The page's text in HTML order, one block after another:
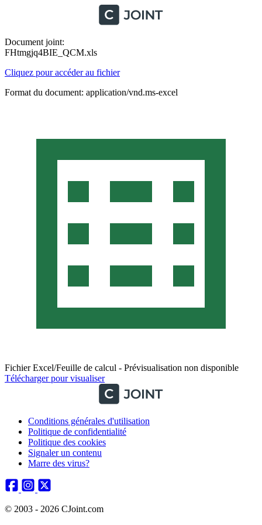
Document joint:
FHtmgjq4BIE_QCM.xls
Cliquez pour accéder au fichier
Format du document: application/vnd.ms-excel
Fichier Excel/Feuille de calcul - Prévisualisation non disponible
Télécharger pour visualiser
Conditions générales d'utilisation
Politique de confidentialité
Politique des cookies
Signaler un contenu
Marre des virus?
© 2003 - 2026 CJoint.com